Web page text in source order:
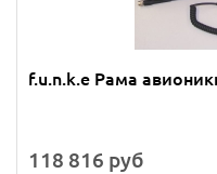
f.u.n.k.e Рама
118 816 руб